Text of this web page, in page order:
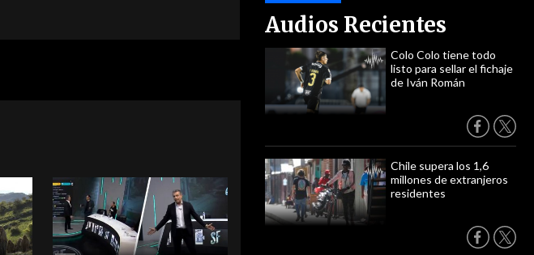
Audios Recientes
Colo Colo tiene todo
listo para sellar el fichaje
de Iván Román
Chile supera los 1,6
millones de extranjeros
residentes